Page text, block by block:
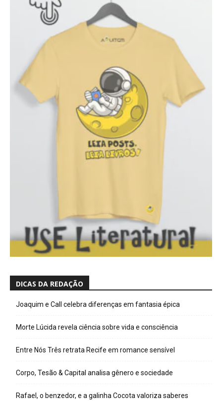
DICAS DA REDAÇÃO
Joaquim e Call celebra diferenças em fantasia épica
Morte Lúcida revela ciência sobre vida e consciência
Entre Nós Três retrata Recife em romance sensível
Corpo, Tesão & Capital analisa gênero e sociedade
Rafael, o benzedor, e a galinha Cocota valoriza saberes